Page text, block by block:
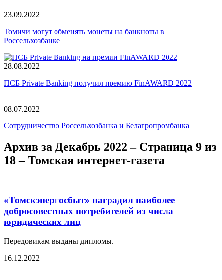
23.09.2022
Томичи могут обменять монеты на банкноты в
Россельхозбанке
28.08.2022
ПСБ Private Banking получил премию FinAWARD 2022
08.07.2022
Сотрудничество Россельхозбанка и Белагропромбанка
Архив за Декабрь 2022 – Страница 9 из
18 – Томская интернет-газета
«Томскэнергосбыт» наградил наиболее
добросовестных потребителей из числа
юридических лиц
Передовикам выданы дипломы.
16.12.2022